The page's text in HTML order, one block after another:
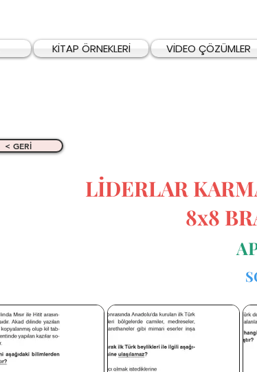
KİTAP ÖRNEKLERİ VİDEO ÇÖZÜMLER
< GERİ
LİDERLAR
8x8